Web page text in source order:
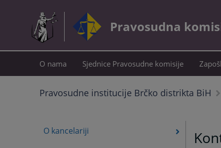
Pravosudna
O nama Sjednice Pravosudne komisije
Pravosudne institucije Brčko distrikta BiH
O kancelariji